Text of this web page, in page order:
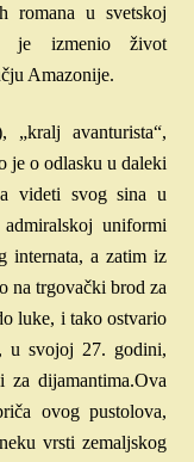
romana u svetskoj
je izmenio život
Amazonije.
„kralj avanturista“,
je o odlasku u daleki
videti svog sina u
uniformi
internata, a zatim iz
na trgovački brod za
luke, i tako ostvario
u svojoj 27. godini,
za dijamantima.Ova
ovog pustolova,
vrsti zemaljskog